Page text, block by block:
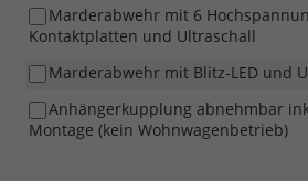
Marderabwehr mit 6
Kontaktplatten und Ultraschall
Marderabwehr mit Blitz-LED und
Anhängerkupplung abnehmbar
Montage (kein Wohnwagenbetrieb)